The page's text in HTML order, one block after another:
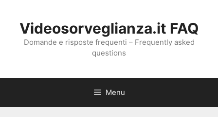
contenutoVideosorveglianza.it FAQ
Domande e risposte frequenti – Frequently asked
questions
Menu